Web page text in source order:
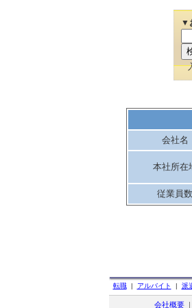
▼
会社名
本社所在
従業員数
転職| アルバイト | 派
会社概要|